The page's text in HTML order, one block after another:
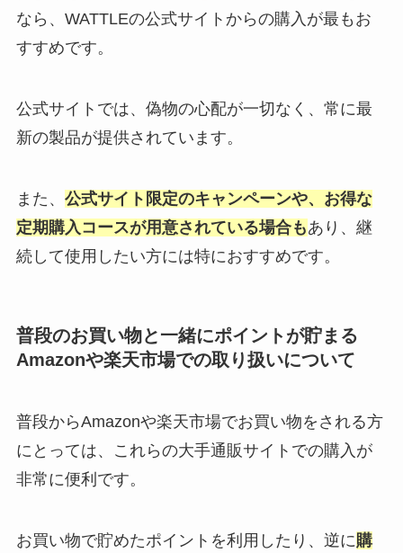
なら、WATTLEの公式サイトからの購入が最もお
すすめです。
公式サイトでは、偽物の心配が一切なく、常に最
新の製品が提供されています。
また、 公式サイト限定のキャンペーンや、お得な
定期購入コースが用意されている場合もあり、継
続して使用したい方には特におすすめです。
普段のお買い物と一緒にポイントが貯まる
Amazonや楽天市場での取り扱いについて
普段からAmazonや楽天市場でお買い物をされる方
にとっては、これらの大手通販サイトでの購入が
非常に便利です。
お買い物で貯めたポイントを利用したり、逆に購